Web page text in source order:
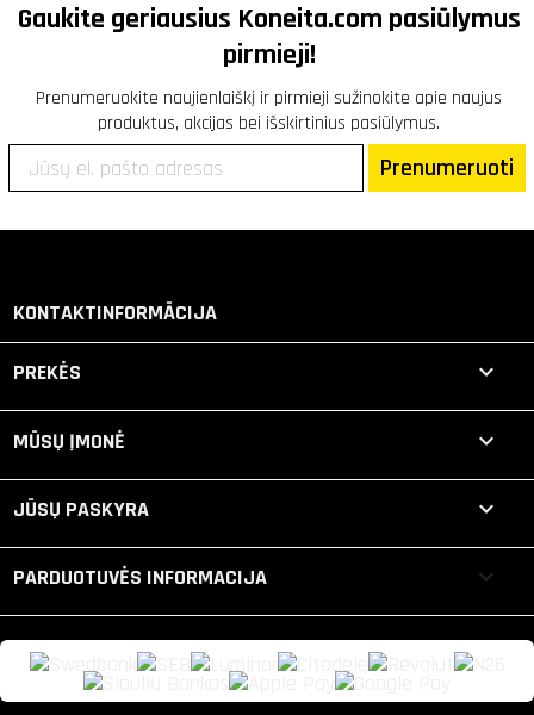
Gaukite geriausius Koneita.com pasiūlymus
pirmieji!
Prenumeruokite naujienlaiškį ir pirmieji sužinokite apie naujus
produktus, akcijas bei išskirtinius pasiūlymus.
Prenumeruoti
KONTAKTINFORMĀCIJA
PREKĖS 
MŪSŲ ĮMONĖ 
JŪSŲ PASKYRA 
PARDUOTUVĖS INFORMACIJA keyboard_arrow_down